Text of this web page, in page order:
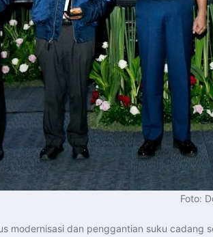
Foto:
modernisasi dan penggantian suku